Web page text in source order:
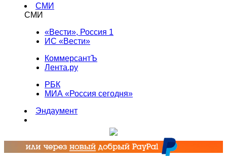
СМИ
СМИ
«Вести», Россия 1
ИС «Вести»
КоммерсантЪ
Лента.ру
РБК
МИА «Россия сегодня»
Эндаумент